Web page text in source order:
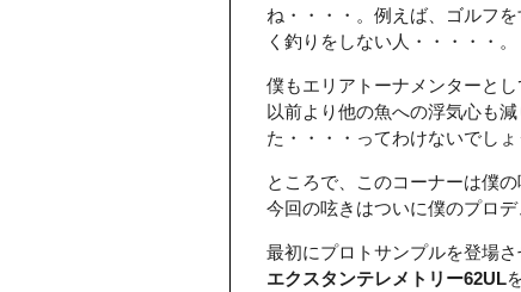
ね・・・・。例えば、ゴル
く釣りをしない人・・・・・。
僕もエリアトーナメンターと
以前より他の魚への浮気心も
た・・・・ってわけないでしょ
ところで、このコーナーは僕の
今回の呟きはついに僕のプロ
最初にプロトサンプルを登場
エクスタンテレメトリー62UL